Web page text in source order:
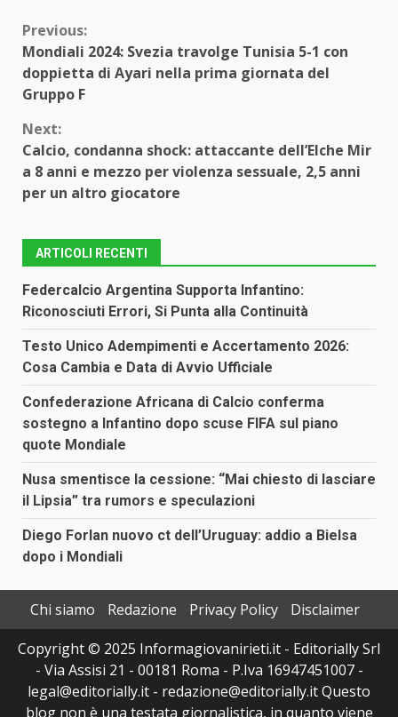
Continue
Reading
Previous:
Mondiali 2024: Svezia travolge Tunisia 5-1 con
doppietta di Ayari nella prima giornata del
Gruppo F
Next:
Calcio, condanna shock: attaccante dell’Elche Mir
a 8 anni e mezzo per violenza sessuale, 2,5 anni
per un altro giocatore
ARTICOLI RECENTI
Federcalcio Argentina Supporta Infantino:
Riconosciuti Errori, Si Punta alla Continuità
Testo Unico Adempimenti e Accertamento 2026:
Cosa Cambia e Data di Avvio Ufficiale
Confederazione Africana di Calcio conferma
sostegno a Infantino dopo scuse FIFA sul piano
quote Mondiale
Nusa smentisce la cessione: “Mai chiesto di lasciare
il Lipsia” tra rumors e speculazioni
Diego Forlan nuovo ct dell’Uruguay: addio a Bielsa
dopo i Mondiali
Chi siamo Redazione Privacy Policy
Disclaimer
Copyright © 2025 Informagiovanirieti.it - Editorially Srl
- Via Assisi 21 - 00181 Roma - P.Iva 16947451007 -
legal@editorially.it - redazione@editorially.it Questo
blog non è una testata giornalistica, in quanto viene